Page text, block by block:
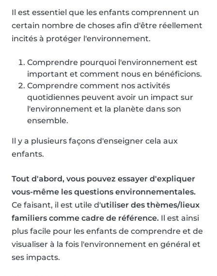
Il est essentiel que les enfants comprennent un
certain nombre de choses afin d'être réellement
incités à protéger l'environnement.
Comprendre pourquoi l'environnement est
important et comment nous en bénéficions.
Comprendre comment nos activités
quotidiennes peuvent avoir un impact sur
l'environnement et la planète dans son
ensemble.
Il y a plusieurs façons d'enseigner cela aux
enfants.
Tout d'abord, vous pouvez essayer d'expliquer
vous-même les questions environnementales.
Ce faisant, il est utile d'utiliser des thèmes/lieux
familiers comme cadre de référence. Il est ainsi
plus facile pour les enfants de comprendre et de
visualiser à la fois l'environnement en général et
ses impacts.